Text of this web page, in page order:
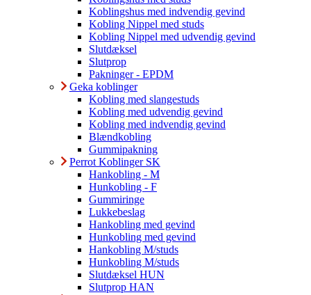
Koblingshus med indvendig gevind
Kobling Nippel med studs
Kobling Nippel med udvendig gevind
Slutdæksel
Slutprop
Pakninger - EPDM
Geka koblinger
Kobling med slangestuds
Kobling med udvendig gevind
Kobling med indvendig gevind
Blændkobling
Gummipakning
Perrot Koblinger SK
Hankobling - M
Hunkobling - F
Gummiringe
Lukkebeslag
Hankobling med gevind
Hunkobling med gevind
Hankobling M/studs
Hunkobling M/studs
Slutdæksel HUN
Slutprop HAN